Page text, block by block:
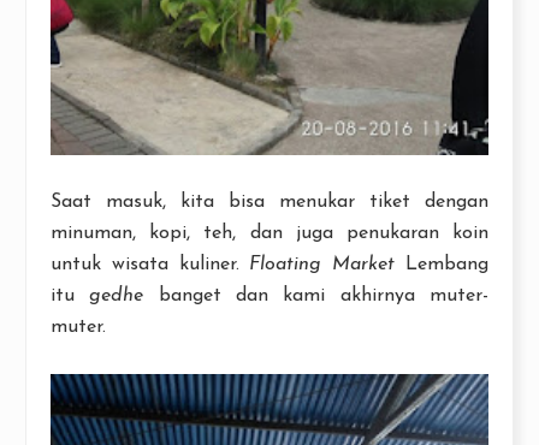
Saat masuk, kita bisa menukar tiket dengan
minuman, kopi, teh, dan juga penukaran koin
untuk wisata kuliner. Floating Market Lembang
itugedhe banget dan kami akhirnya muter-
muter.